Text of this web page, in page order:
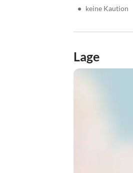
• keine Kaution
Lage